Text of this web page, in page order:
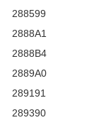
288599
2888A1
2888B4
2889A0
289191
289390